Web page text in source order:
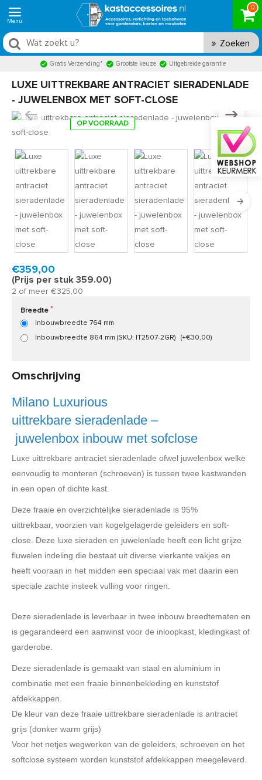
0
Zoeken
Gratis Verzending* Grootste keuze Uitgebreide garantie
LUXE UITTREKBARE ANTRACIET SIERADENLADE
- JUWELENBOX MET SOFT-CLOSE
OP VOORRAAD
Snel in huis, 1 á 2 werkdagen
€359,00
(Prijs per stuk 359.00)
2 of meer €325,00
Breedte
Inbouwbreedte 764 mm
Inbouwbreedte 864 mm (SKU: IT2507-2GR) (+€30,00)
Omschrijving
Milano Luxurious
uittrekbare sieradenlade –
juwelenbox inbouw met sofclose
Luxe uittrekbare antraciet sieradenlade ofwel juwelenbox welke
eenvoudig te monteren (schroeven) is tussen twee kastwanden
in een open of dichte kast.
Deze fraaie en overzichtelijke sieradenlade is 95%
uittrekbaar, voorzien van kogelgelagerde geleiders en soft-
close. Deze luxe sieraden en juwelenlade heeft een licht grijze
fluwelen indeling die bestaat uit diverse vierkante vakjes en
heeft vooraan in het midden een speciaal vak met daarin een
speciale zachte insteek vulling voor ringen.
Deze sieradenlade is leverbaar in twee inbouw breedtematen en
is gegarandeerd een aanwinst voor de inloopkast, kledingkast of
garderobe.
Deze sieradenlade is gemaakt van staal en aluminium in
combinatie met een fraaie binnenbekleding en kunststof
afdekkappen.
De kleur van deze fraaie uittrekbare sieradenlade is antraciet
grijs (donker warm grijs)
Voor het netjes wegwerken van de geleiders, schroeven en het
softclose systeem worden kunststof afdekkappen meegeleverd.